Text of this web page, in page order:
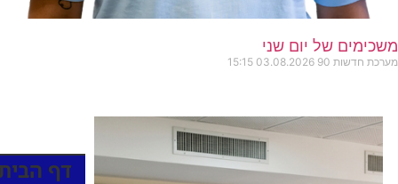
משכימים של יום שני
מערכת חדשות 90 03.08.2026
15:15
דף